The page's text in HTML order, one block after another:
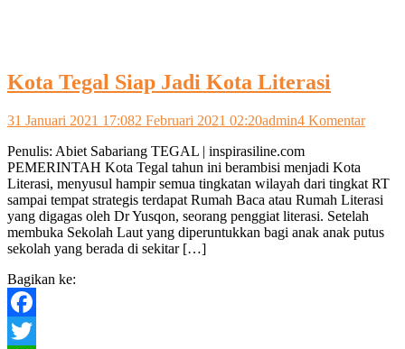
Kota Tegal Siap Jadi Kota Literasi
31 Januari 2021 17:082 Februari 2021 02:20admin4 Komentarpada
Jadi
Kota
Penulis: Abiet Sabariang TEGAL | inspirasiline.com
PEMERINTAH Kota Tegal tahun ini berambisi menjadi Kota
Literasi, menyusul hampir semua tingkatan wilayah dari tingkat RT
sampai tempat strategis terdapat Rumah Baca atau Rumah Literasi
yang digagas oleh Dr Yusqon, seorang penggiat literasi. Setelah
membuka Sekolah Laut yang diperuntukkan bagi anak anak putus
sekolah yang berada di sekitar […]
Bagikan ke:
Facebook